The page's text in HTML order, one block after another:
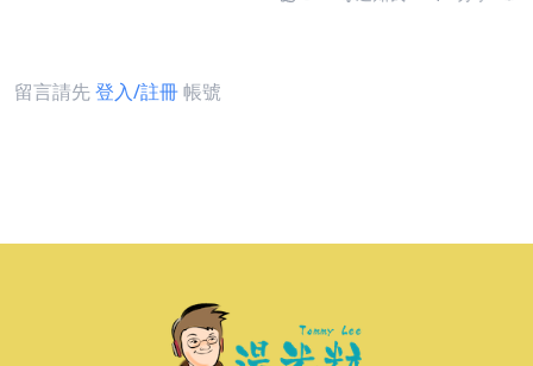
留言請先登入/註冊帳號